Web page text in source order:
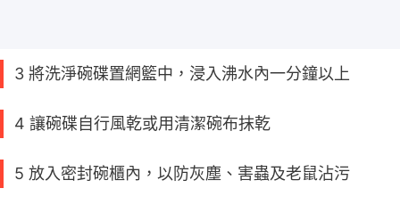
3 將洗淨碗碟置網籃中，浸入沸水內一分鐘以上
4 讓碗碟自行風乾或用清潔碗布抹乾
5 放入密封碗櫃內，以防灰塵、害蟲及老鼠沾污